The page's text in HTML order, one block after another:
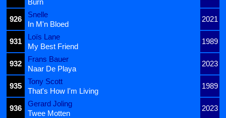
Burn
926
Snelle
2021
In M'n Bloed
931
Loïs Lane
1989
My Best Friend
932
Frans Bauer
2023
Naar De Playa
935
Tony Scott
1989
That's How I'm Living
936
Gerard Joling
2023
Twee Motten